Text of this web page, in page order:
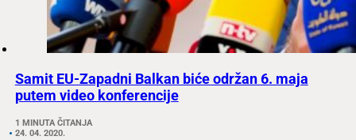
Samit EU-Zapadni Balkan biće održan 6. maja
putem video konferencije
1 MINUTA ČITANJA
24. 04. 2020.